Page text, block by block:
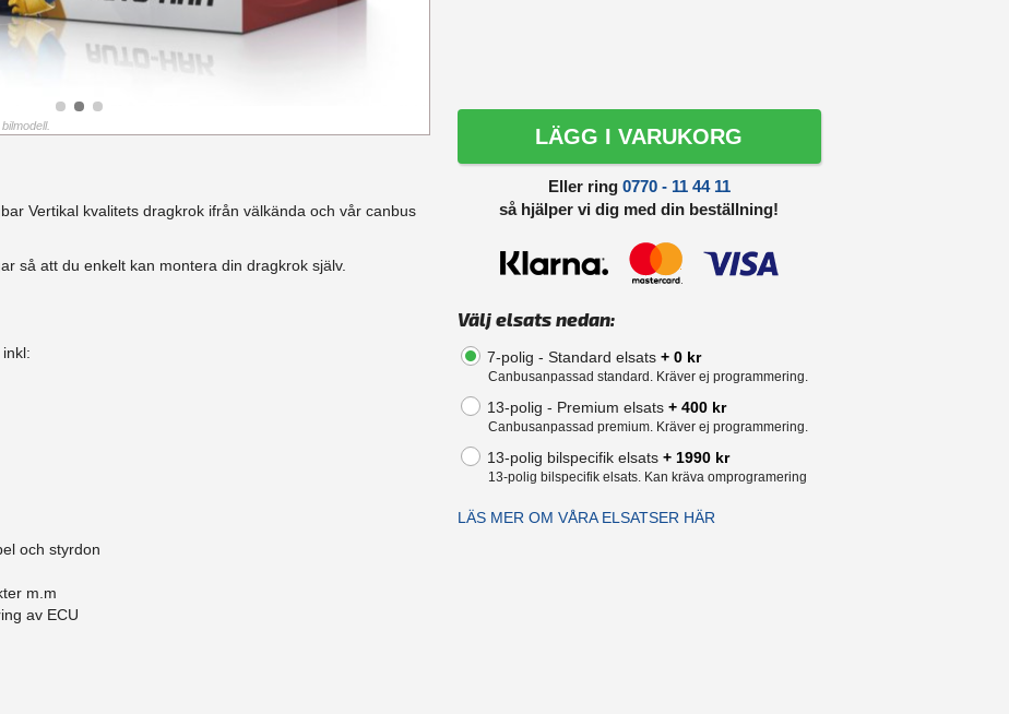
Vertikal kvalitets dragkrok ifrån välkända och vår canbus
så att du enkelt kan montera din dragkrok själv.
och styrdon
m.m
av ECU
LÄGG I VARUKORG
Eller ring 0770 - 11 44 11
så hjälper vi dig med din beställning!
Välj elsats nedan:
7-polig - Standard elsats + 0 kr
Canbusanpassad standard. Kräver ej programmering.
13-polig - Premium elsats + 400 kr
Canbusanpassad premium. Kräver ej programmering.
13-polig bilspecifik elsats + 1990 kr
13-polig bilspecifik elsats. Kan kräva omprogramering
LÄS MER OM VÅRA ELSATSER HÄR